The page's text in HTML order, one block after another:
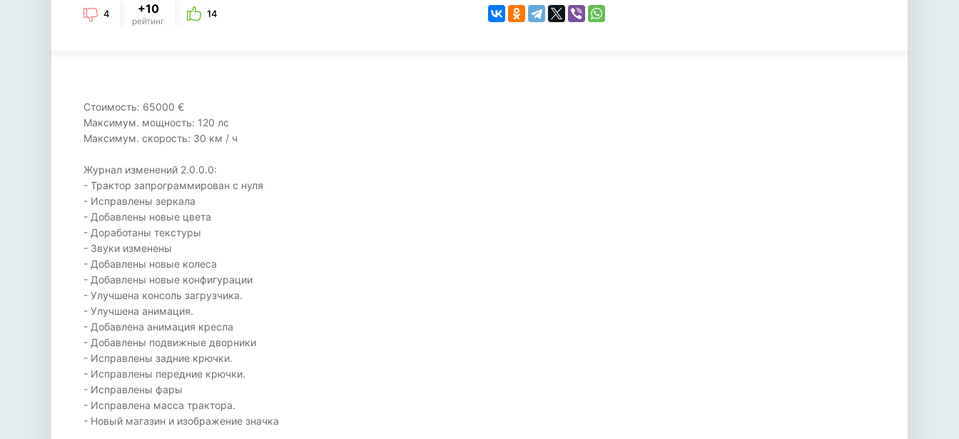
4 +10
рейтинг
14
Стоимость: 65000 €
Максимум. мощность: 120 лс
Максимум. скорость: 30 км / ч
Журнал изменений 2.0.0.0:
- Трактор запрограммирован с нуля
- Исправлены зеркала
- Добавлены новые цвета
- Доработаны текстуры
- Звуки изменены
- Добавлены новые колеса
- Добавлены новые конфигурации
- Улучшена консоль загрузчика.
- Улучшена анимация.
- Добавлена анимация кресла
- Добавлены подвижные дворники
- Исправлены задние крючки.
- Исправлены передние крючки.
- Исправлены фары
- Исправлена масса трактора.
- Новый магазин и изображение значка